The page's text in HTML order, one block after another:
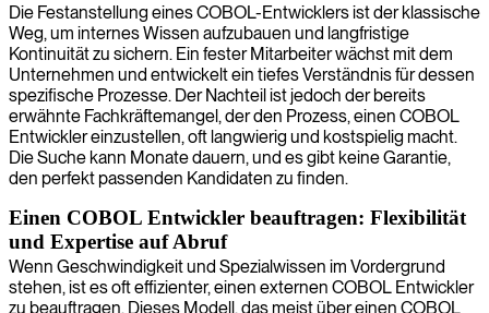
Die Festanstellung eines COBOL-Entwicklers ist der klassische
Weg, um internes Wissen aufzubauen und langfristige
Kontinuität zu sichern. Ein fester Mitarbeiter wächst mit dem
Unternehmen und entwickelt ein tiefes Verständnis für dessen
spezifische Prozesse. Der Nachteil ist jedoch der bereits
erwähnte Fachkräftemangel, der den Prozess, einen COBOL
Entwickler einzustellen, oft langwierig und kostspielig macht.
Die Suche kann Monate dauern, und es gibt keine Garantie,
den perfekt passenden Kandidaten zu finden.
Einen COBOL Entwickler beauftragen: Flexibilität
und Expertise auf Abruf
Wenn Geschwindigkeit und Spezialwissen im Vordergrund
stehen, ist es oft effizienter, einen externen COBOL Entwickler
zu beauftragen. Dieses Modell, das meist über einen COBOL